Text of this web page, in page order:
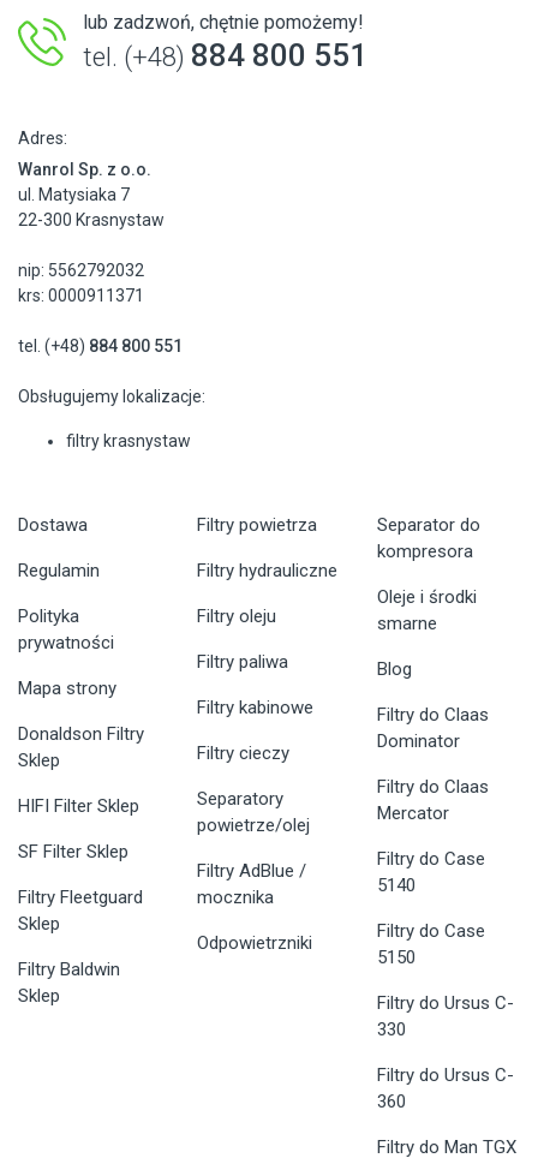
lub zadzwoń, chętnie pomożemy!
tel. (+48) 884 800 551
Adres:
Wanrol Sp. z o.o.
ul. Matysiaka 7
22-300 Krasnystaw
nip: 5562792032
krs: 0000911371
tel. (+48) 884 800 551
Obsługujemy lokalizacje:
filtry krasnystaw
Dostawa
Regulamin
Polityka
prywatności
Mapa strony
Donaldson Filtry
Sklep
HIFI Filter Sklep
SF Filter Sklep
Filtry Fleetguard
Sklep
Filtry Baldwin
Sklep
Filtry powietrza
Filtry hydrauliczne
Filtry oleju
Filtry paliwa
Filtry kabinowe
Filtry cieczy
Separatory
powietrze/olej
Filtry AdBlue /
mocznika
Odpowietrzniki
Separator do
kompresora
Oleje i środki
smarne
Blog
Filtry do Claas
Dominator
Filtry do Claas
Mercator
Filtry do Case
5140
Filtry do Case
5150
Filtry do Ursus C-
330
Filtry do Ursus C-
360
Filtry do Man TGX